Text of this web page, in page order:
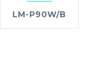
LM-P90W/B